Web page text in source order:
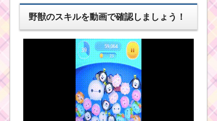
野獣のスキルを動画で確認しましょう！